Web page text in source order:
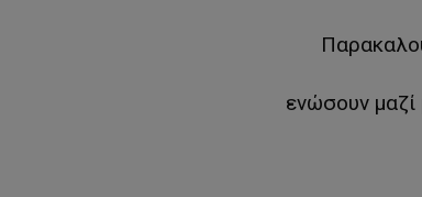
ενώσουν